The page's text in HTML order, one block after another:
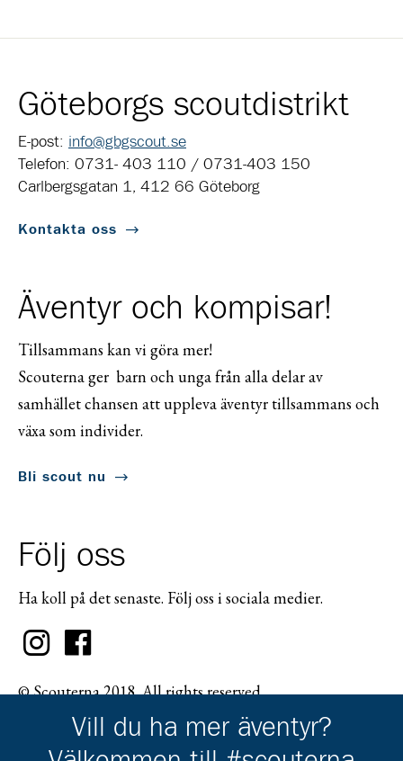
Göteborgs scoutdistrikt
E-post: info@gbgscout.se
Telefon: 0731- 403 110 / 0731-403 150
Carlbergsgatan 1, 412 66 Göteborg
Kontakta oss
Äventyr och kompisar!
Tillsammans kan vi göra mer!
Scouterna ger barn och unga från alla delar av
samhället chansen att uppleva äventyr tillsammans och
växa som individer.
Bli scout nu
Följ oss
Ha koll på det senaste. Följ oss i sociala medier.
© Scouterna 2018. All rights reserved.
Vill du ha mer äventyr?